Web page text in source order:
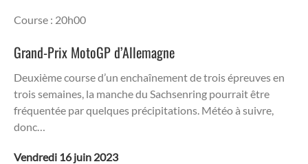
Course : 20h00
Grand-Prix MotoGP d’Allemagne
Deuxième course d’un enchaînement de trois épreuves en
trois semaines, la manche du Sachsenring pourrait être
fréquentée par quelques précipitations. Météo à suivre,
donc…
Vendredi 16 juin 2023